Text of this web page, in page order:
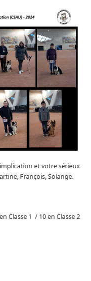
et votre sérieux
François, Solange.
Classe 1 / 10 en Classe 2